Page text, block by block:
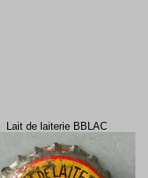
Lait de laiterie BBLAC